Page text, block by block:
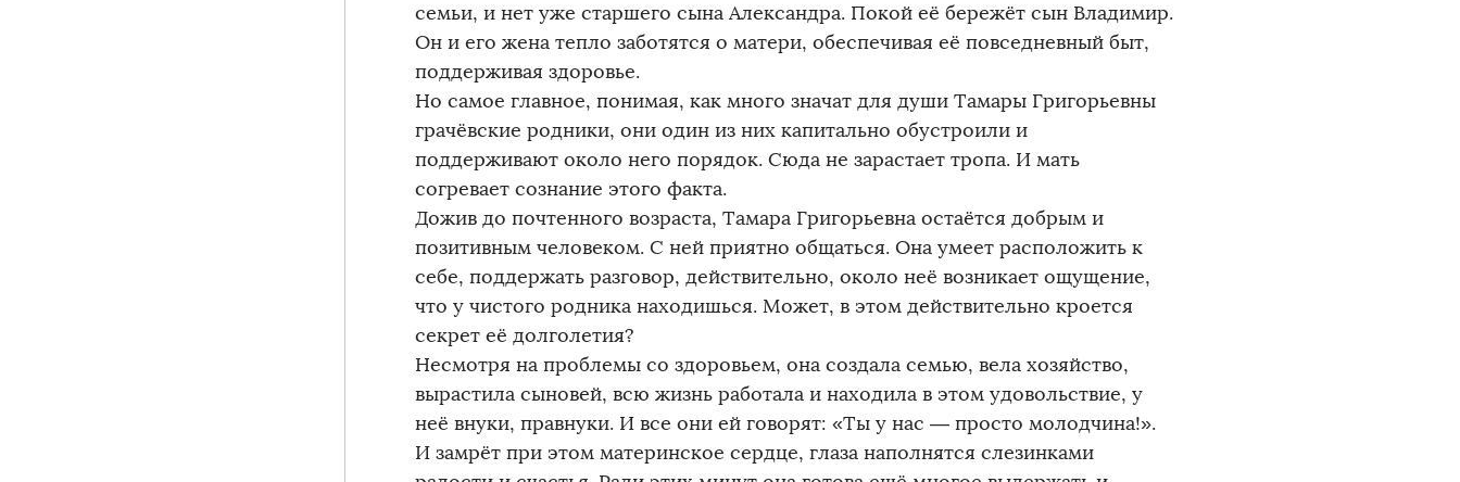
семьи, и нет уже старшего сына Александра. Покой её бережёт сын Владимир.
Он и его жена тепло заботятся о матери, обеспечивая её повседневный быт,
поддерживая здоровье.
Но самое главное, понимая, как много значат для души Тамары Григорьевны
грачёвские родники, они один из них капитально обустроили и
поддерживают около него порядок. Сюда не зарастает тропа. И мать
согревает сознание этого факта.
Дожив до почтенного возраста, Тамара Григорьевна остаётся добрым и
позитивным человеком. С ней приятно общаться. Она умеет расположить к
себе, поддержать разговор, действительно, около неё возникает ощущение,
что у чистого родника находишься. Может, в этом действительно кроется
секрет её долголетия?
Несмотря на проблемы со здоровьем, она создала семью, вела хозяйство,
вырастила сыновей, всю жизнь работала и находила в этом удовольствие, у
неё внуки, правнуки. И все они ей говорят: «Ты у нас — просто молодчина!».
И замрёт при этом материнское сердце, глаза наполнятся слезинками